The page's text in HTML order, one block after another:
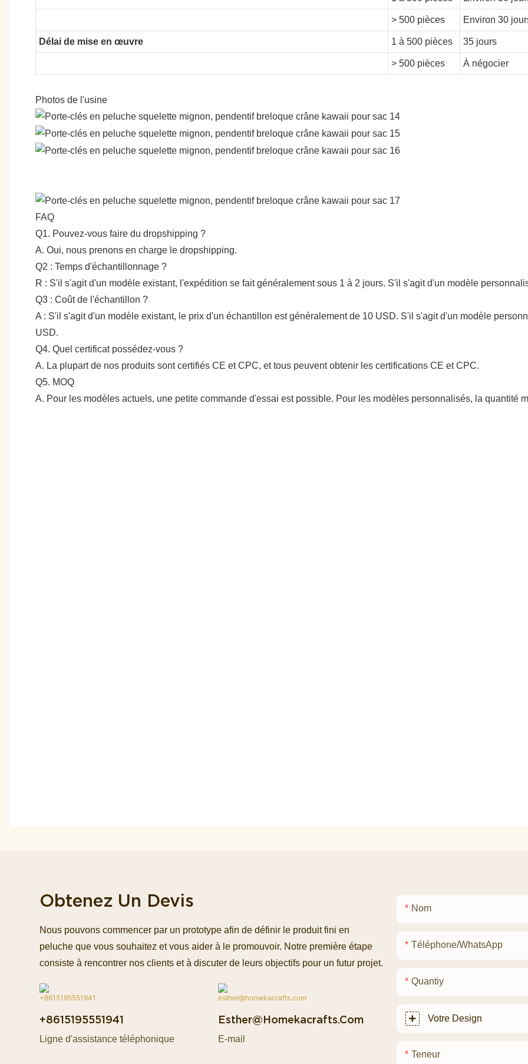
> 500 pièces Environ 30
Délai de mise en œuvre 1 à 500 pièces 35 jours
> 500 pièces À négocier
Photos de l'usine
FAQ
Q1. Pouvez-vous faire du dropshipping ?
A. Oui, nous prenons en charge le dropshipping.
Q2 : Temps d'échantillonnage ?
R : S'il s'agit d'un modèle existant, l'expédition se fait généralement sous 1 à 2 jours. S'il s'agit d'un modèle
Q3 : Coût de l'échantillon ?
A : S'il s'agit d'un modèle existant, le prix d'un échantillon est généralement de 10 USD. S'il s'agit d'un modèle
USD.
Q4. Quel certificat possédez-vous ?
A. La plupart de nos produits sont certifiés CE et CPC, et tous peuvent obtenir les certifications CE et CPC.
Q5. MOQ
A. Pour les modèles actuels, une petite commande d'essai est possible. Pour les modèles personnalisés, la quantité
Obtenez Un Devis
Nous pouvons commencer par un prototype afin de définir le produit fini en
peluche que vous souhaitez et vous aider à le promouvoir. Notre première étape
consiste à rencontrer nos clients et à discuter de leurs objectifs pour un futur projet.
+8615195551941
Ligne d'assistance téléphonique
Esther@homekacrafts.com
E-mail
Nom
Téléphone/WhatsApp
Quantiy
Votre Design
Teneur